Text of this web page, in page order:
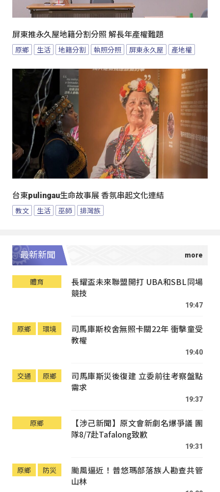
屏東推永久屋地籍分割分照 解長年產權難題
原鄉 生活 地籍分割 執照分照 屏東永久屋 產地權
台東pulingau生命故事展 香氛串起文化連結
教文 生活 巫師 排灣族
最新新聞
體育
長耀盃未來聯盟開打 UBA和SBL同場
競技
19:47
原鄉 環境
司馬庫斯校舍無照卡關22年 衝擊童受
教權
19:40
交通 原鄉
司馬庫斯災後復建 立委前往考察盤點
需求
19:37
原鄉
【涉己新聞】原文會新劇名爆爭議 團
隊8/7赴Tafalong致歉
19:31
原鄉 防災
颱風逼近！普悠瑪部落族人勘查共管
山林